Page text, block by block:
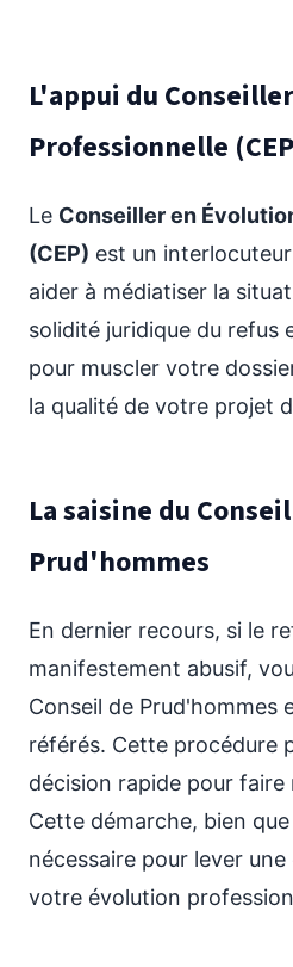
L'appui du
Professionnelle
Le Conseiller en
(CEP) est un
aider à médiatiser la
solidité juridique du refus
pour muscler votre
la qualité de votre projet
La saisine du
Prud'hommes
En dernier recours, si le
manifestement abusif,
Conseil de Prud'hommes
référés. Cette procédure
décision rapide pour
Cette démarche, bien
nécessaire pour lever
votre évolution